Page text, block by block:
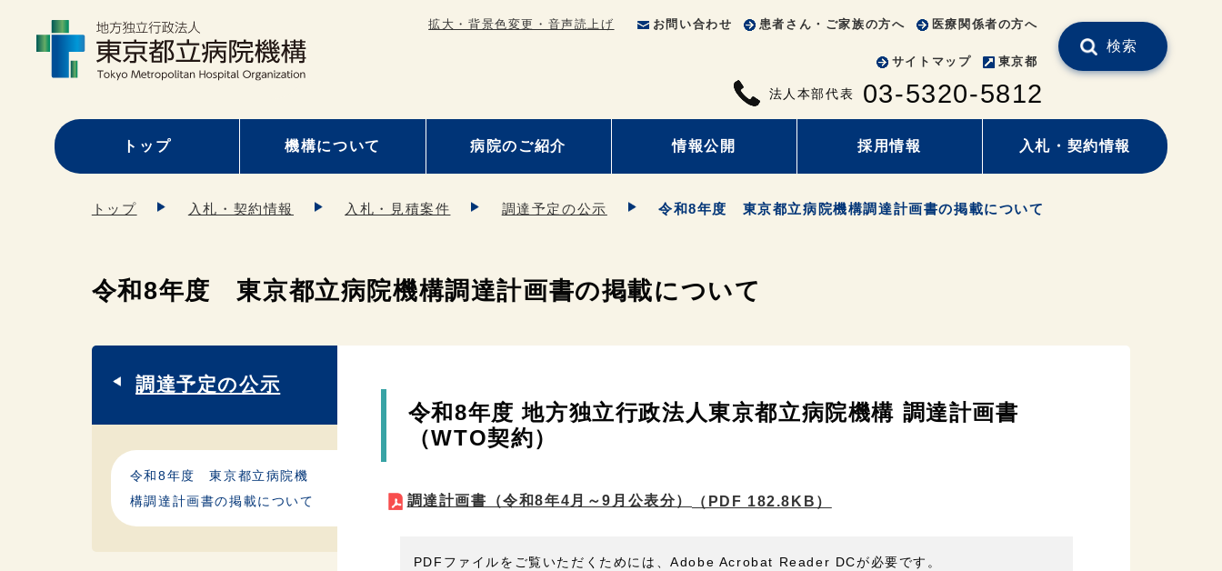
拡大・背景色変更・音声読上げ お問い合わせ 患者さん・ご家族の方へ 医療関係者の方へ
サイトマップ 東京都
法人本部代表 03-5320-5812
検索
トップ 機構について 病院のご紹介 情報公開 採用情報 入札・契約情報
トップ 入札・契約情報 入札・見積案件 調達予定の公示 令和8年度 東京都立病院機構調達計画書の掲載について
令和8年度 東京都立病院機構調達計画書の掲載について
令和8年度 地方独立行政法人東京都立病院機構 調達計画書
（WTO契約）
調達計画書（令和8年4月～9月公表分） （PDF 182.8KB）
PDFファイルをご覧いただくためには、Adobe Acrobat Reader DCが必要です。
調達予定の公示
令和8年度 東京都立病院機
構調達計画書の掲載について